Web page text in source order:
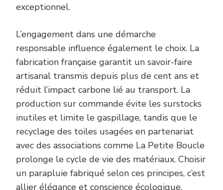
exceptionnel.
L’engagement dans une démarche
responsable influence également le choix. La
fabrication française garantit un savoir-faire
artisanal transmis depuis plus de cent ans et
réduit l’impact carbone lié au transport. La
production sur commande évite les surstocks
inutiles et limite le gaspillage, tandis que le
recyclage des toiles usagées en partenariat
avec des associations comme La Petite Boucle
prolonge le cycle de vie des matériaux. Choisir
un parapluie fabriqué selon ces principes, c’est
allier élégance et conscience écologique,